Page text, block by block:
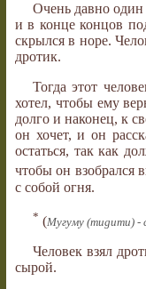
Очень давно один
и в конце концов
скрылся в норе.
дротик.
Тогда этот
хотел, чтобы ему
долго и наконец, к
он хочет, и он
остаться, так как
чтобы он взобрался
с собой огня.
* (Мугуму (mugumu) -
Человек взял
сырой.